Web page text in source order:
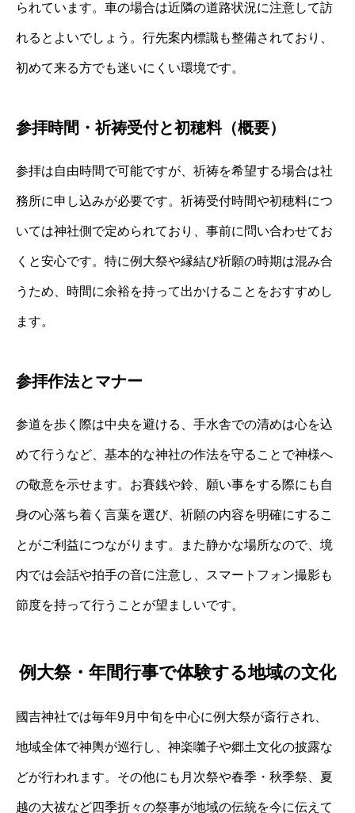
られています。車の場合は近隣の道路状況に注意して訪
れるとよいでしょう。行先案内標識も整備されており、
初めて来る方でも迷いにくい環境です。
参拝時間・祈祷受付と初穂料（概要）
参拝は自由時間で可能ですが、祈祷を希望する場合は社
務所に申し込みが必要です。祈祷受付時間や初穂料につ
いては神社側で定められており、事前に問い合わせてお
くと安心です。特に例大祭や縁結び祈願の時期は混み合
うため、時間に余裕を持って出かけることをおすすめし
ます。
参拝作法とマナー
参道を歩く際は中央を避ける、手水舎での清めは心を込
めて行うなど、基本的な神社の作法を守ることで神様へ
の敬意を示せます。お賽銭や鈴、願い事をする際にも自
身の心落ち着く言葉を選び、祈願の内容を明確にするこ
とがご利益につながります。また静かな場所なので、境
内では会話や拍手の音に注意し、スマートフォン撮影も
節度を持って行うことが望ましいです。
例大祭・年間行事で体験する地域の文化
國吉神社では毎年9月中旬を中心に例大祭が斎行され、
地域全体で神輿が巡行し、神楽囃子や郷土文化の披露な
どが行われます。その他にも月次祭や春季・秋季祭、夏
越の大祓など四季折々の祭事が地域の伝統を今に伝えて